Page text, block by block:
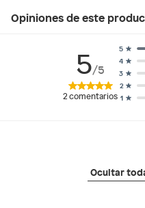
Opiniones de este
5/5
2comentarios 1
2
3
4
5
Ocultar